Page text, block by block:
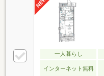
一人暮らし
インターネット無料